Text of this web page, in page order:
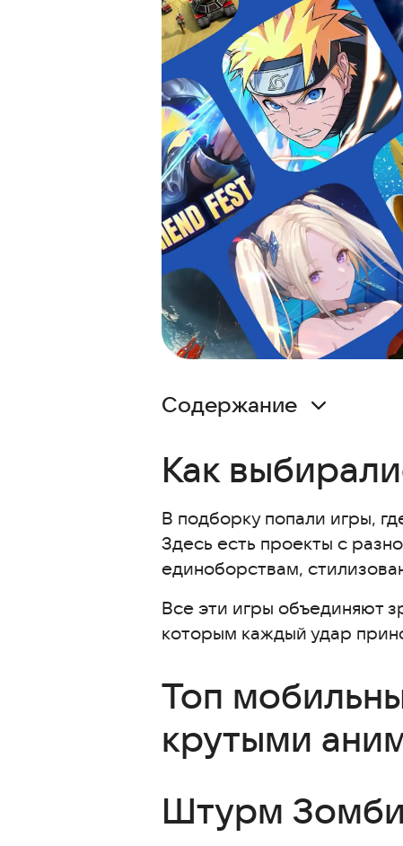
Содержание
Топ мобильных игр с упором
Штурм Зомби
Наруто: Битва Шиноби
Путь Короля — Вечная Слава
Legends Reborn: Последний
Хроники ETE
Lords Mobile
Повелители покемонов
Super Sus
Gladihoppers
Stickman Combat: Craft War
Как
В подборку попали игры,
Здесь есть проекты с
единоборствам,
Все эти игры объединяют
которым каждый удар
Топ
крутыми
Штурм Зомби